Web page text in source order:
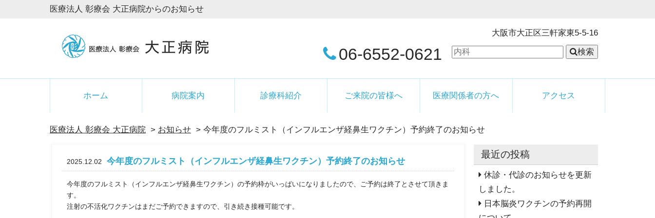
医療法人 彰療会 大正病院からのお知らせ
大阪市大正区三軒家東5-5-16
検索
06-6552-0621
ホーム 病院案内 診療科紹介 ご来院の皆様へ 医療関係者の方へ アクセス
医療法人 彰療会 大正病院 > お知らせ > 今年度のフルミスト（インフルエンザ経鼻生ワクチン）予約終了のお知らせ
2025.12.02 今年度のフルミスト（インフルエンザ経鼻生ワクチン）予約終了のお知らせ
今年度のフルミスト（インフルエンザ経鼻生ワクチン）の予約枠がいっぱいになりましたので、ご予約は終了とさせて頂きま
す。
注射の不活化ワクチンはまだご予約できますので、引き続き接種可能です。
最近の投稿
休診・代診のお知らせを更新
しました。
日本脳炎ワクチンの予約再開